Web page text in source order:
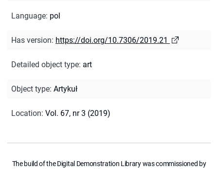
Language: pol
Has version: https://doi.org/10.7306/2019.21
Detailed object type: art
Object type: Artykuł
Location: Vol. 67, nr 3 (2019)
The build of the Digital Demonstration Library was commissioned by